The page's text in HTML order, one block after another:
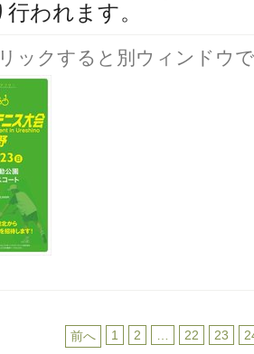
われます。
ックすると別ウィンドウ
前へ 1 2 22 23